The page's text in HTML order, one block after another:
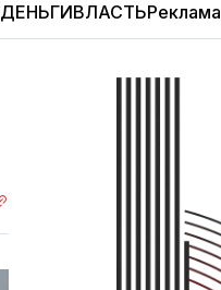
ДЕНЬГИВЛАСТЬРеклама